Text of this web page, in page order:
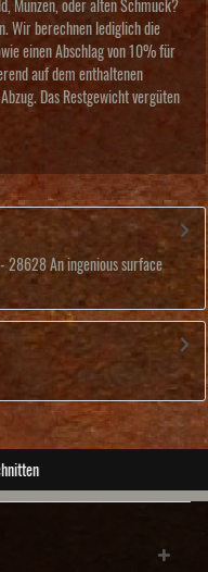
Münzen, oder alten Schmuck?
Wir berechnen lediglich die
einen Abschlag von 10% für
auf dem enthaltenen
Das Restgewicht vergüten
28628 An ingenious surface